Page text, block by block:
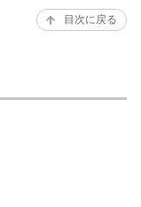
目次に戻る